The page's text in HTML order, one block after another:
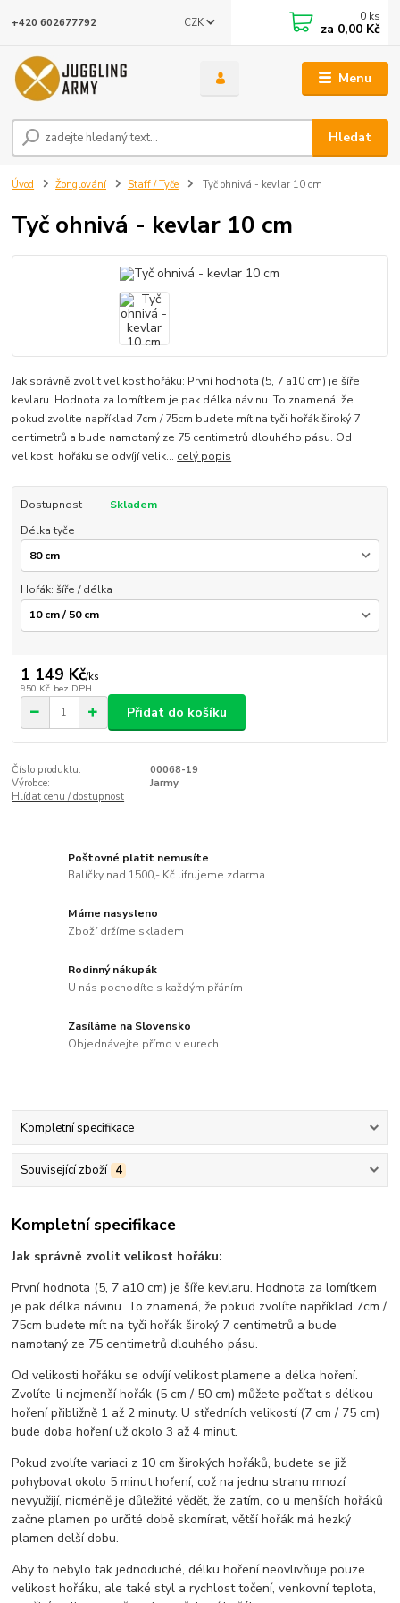
Menu
CZK
Hledat
+420 602677792 0 ks
za 0,00 Kč
Úvod Žonglování Staff / Tyče Tyč ohnivá - kevlar 10 cm
Tyč ohnivá - kevlar 10 cm
Jak správně zvolit velikost hořáku: První hodnota (5, 7 a10 cm) je šíře
kevlaru. Hodnota za lomítkem je pak délka návinu. To znamená, že
pokud zvolíte například 7cm / 75cm budete mít na tyči hořák široký 7
centimetrů a bude namotaný ze 75 centimetrů dlouhého pásu. Od
velikosti hořáku se odvíjí velik... celý popis
Dostupnost
Skladem
Délka tyče
Hořák: šíře / délka
1 149 Kč/ks
950 Kč bez DPH
Přidat do košíku
Číslo produktu:
00068-19
Výrobce:
Jarmy
Hlídat cenu / dostupnost
Poštovné platit nemusíte
Balíčky nad 1500,- Kč lifrujeme zdarma
Máme nasysleno
Zboží držíme skladem
Rodinný nákupák
U nás pochodíte s každým přáním
Zasíláme na Slovensko
Objednávejte přímo v eurech
Kompletní specifikace
Související zboží 4
Kompletní specifikace
Jak správně zvolit velikost hořáku:
První hodnota (5, 7 a10 cm) je šíře kevlaru. Hodnota za lomítkem
je pak délka návinu. To znamená, že pokud zvolíte například 7cm /
75cm budete mít na tyči hořák široký 7 centimetrů a bude
namotaný ze 75 centimetrů dlouhého pásu.
Od velikosti hořáku se odvíjí velikost plamene a délka hoření.
Zvolíte-li nejmenší hořák (5 cm / 50 cm) můžete počítat s délkou
hoření přibližně 1 až 2 minuty. U středních velikostí (7 cm / 75 cm)
bude doba hoření už okolo 3 až 4 minut.
Pokud zvolíte variaci z 10 cm širokých hořáků, budete se již
pohybovat okolo 5 minut hoření, což na jednu stranu mnozí
nevyužijí, nicméně je důležité vědět, že zatím, co u menších hořáků
začne plamen po určité době skomírat, větší hořák má hezký
plamen delší dobu.
Aby to nebylo tak jednoduché, délku hoření neovlivňuje pouze
velikost hořáku, ale také styl a rychlost točení, venkovní teplota,